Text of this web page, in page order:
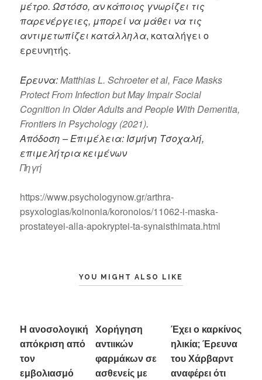
μέτρο. Ωστόσο, αν κάποιος γνωρίζει τις
παρενέργειες, μπορεί να μάθει να τις
αντιμετωπίζει κατάλληλα, καταλήγει ο
ερευνητής.
Έρευνα:Matthias L. Schroeter et al, Face Masks
Protect From Infection but May Impair Social
Cognition in Older Adults and People With Dementia,
Frontiers in Psychology (2021).
Απόδοση – Επιμέλεια: Ισμήνη Τσοχαλή,
επιμελήτρια κειμένων
Πηγή
https://www.psychologynow.gr/arthra-
psyxologias/koinonia/koronoios/11062-i-maska-
prostateyei-alla-apokryptei-ta-synaisthimata.html
YOU MIGHT ALSO LIKE
Η ανοσολογική
απόκριση από
τον
εμβολιασμό
Χορήγηση
αντιικών
φαρμάκων σε
ασθενείς με
Έχει ο καρκίνος
ηλικία; Έρευνα
του Χάρβαρντ
αναφέρει ότι